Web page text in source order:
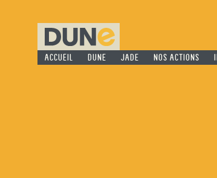
ACCUEIL DUNE JADE NOS ACTIONS